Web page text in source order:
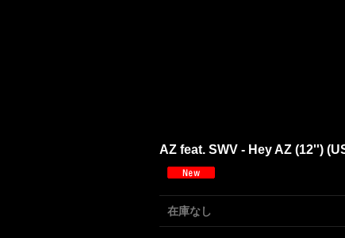
AZ feat. SWV - Hey AZ (12'')
在庫なし